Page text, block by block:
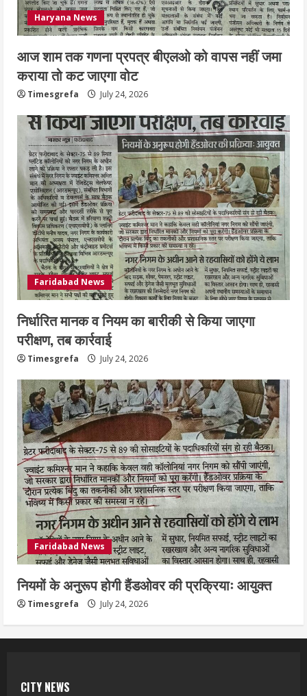
Haryana News
आज शाम तक गणना प्रपत्र बीएलओ को वापस नहीं जमा
कराया तो कट जाएगा वोट
Timesgrefa July 24, 2026
Faridabad News
निर्धारित मानक व नियम का बारीकी से किया जाएगा
परीक्षण, तब कार्रवाई
Timesgrefa July 24, 2026
Faridabad News
नियमों के अनुरूप होगी हैंडओवर की प्रक्रियाः आयुक्त
Timesgrefa July 24, 2026
CITY NEWS